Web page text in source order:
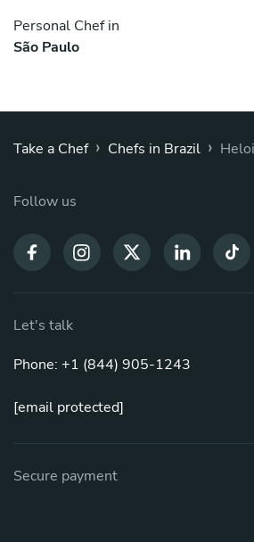
Personal Chef in
São Paulo
Take a Chef › Chefs in Brazil ›
Follow us
Let's talk
Phone: +1 (844) 905-1243
[email protected]
Secure payment